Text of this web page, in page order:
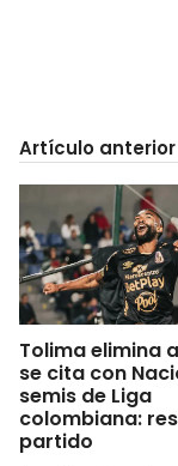
Artículo anterior
Tolima elimina
se cita con
semis de Liga
colombiana:
partido